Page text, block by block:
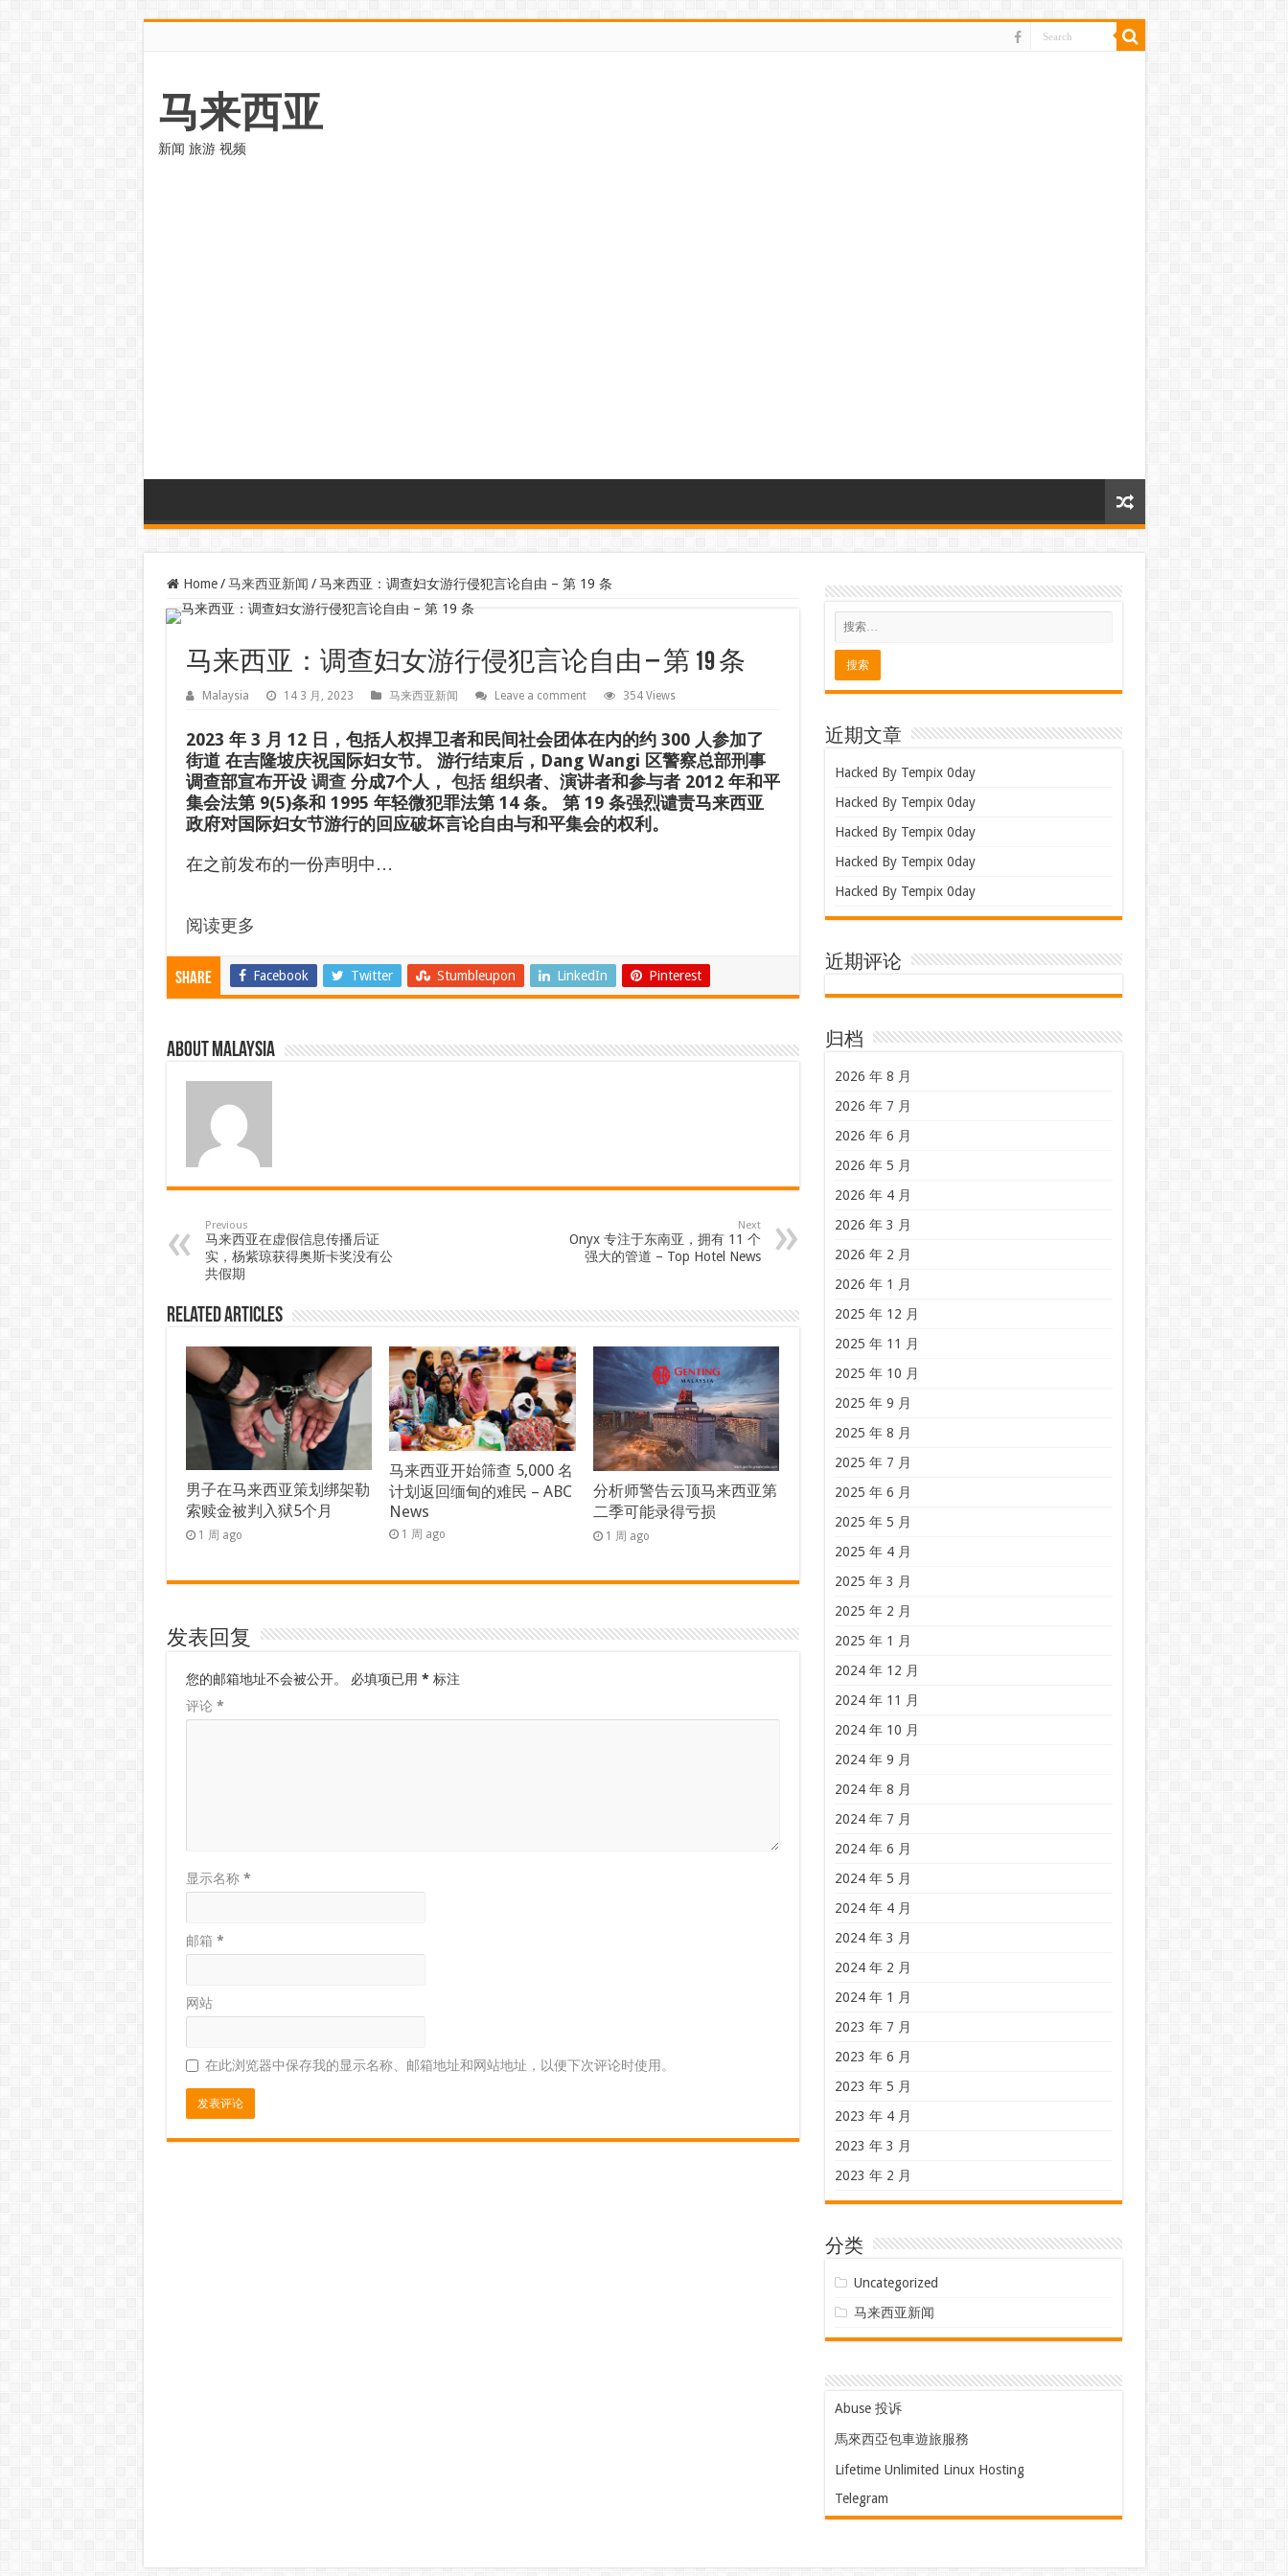
马来西亚
新闻 旅游 视频
Home / 马来西亚新闻 / 马来西亚：调查妇女游行侵犯言论自由 – 第 19 条
马来西亚：调查妇女游行侵犯言论自由 – 第 19 条
Malaysia 14 3 月, 2023 马来西亚新闻 Leave a comment 354 Views
2023 年 3 月 12 日，包括人权捍卫者和民间社会团体在内的约 300 人参加了
街道在吉隆坡庆祝国际妇女节。
游行结束后，Dang Wangi 区警察总部刑事
调查部宣布开设 调查分成7个人， 包括组织者、演讲者和参与者 2012 年和平
集会法第 9(5)条和 1995 年轻微犯罪法第 14 条。
第 19 条强烈谴责马来西亚
政府对国际妇女节游行的回应破坏言论自由与和平集会的权利。
在之前发布的一份声明中…
阅读更多
Share Facebook Twitter Stumbleupon LinkedIn Pinterest
About Malaysia
Previous
马来西亚在虚假信息传播后证
实，杨紫琼获得奥斯卡奖没有公
共假期
Next
Onyx 专注于东南亚，拥有 11 个
强大的管道 – Top Hotel News
Related Articles
男子在马来西亚策划绑架勒
索赎金被判入狱5个月
1 周 ago
马来西亚开始筛查 5,000 名
计划返回缅甸的难民 – ABC
News
1 周 ago
分析师警告云顶马来西亚第
二季可能录得亏损
1 周 ago
发表回复
您的邮箱地址不会被公开。 必填项已用 * 标注
评论 *
显示名称 *
邮箱 *
网站
在此浏览器中保存我的显示名称、邮箱地址和网站地址，以便下次评论时使用。
近期文章
Hacked By Tempix 0day
Hacked By Tempix 0day
Hacked By Tempix 0day
Hacked By Tempix 0day
Hacked By Tempix 0day
近期评论
归档
2026 年 8 月
2026 年 7 月
2026 年 6 月
2026 年 5 月
2026 年 4 月
2026 年 3 月
2026 年 2 月
2026 年 1 月
2025 年 12 月
2025 年 11 月
2025 年 10 月
2025 年 9 月
2025 年 8 月
2025 年 7 月
2025 年 6 月
2025 年 5 月
2025 年 4 月
2025 年 3 月
2025 年 2 月
2025 年 1 月
2024 年 12 月
2024 年 11 月
2024 年 10 月
2024 年 9 月
2024 年 8 月
2024 年 7 月
2024 年 6 月
2024 年 5 月
2024 年 4 月
2024 年 3 月
2024 年 2 月
2024 年 1 月
2023 年 7 月
2023 年 6 月
2023 年 5 月
2023 年 4 月
2023 年 3 月
2023 年 2 月
分类
Uncategorized
马来西亚新闻
Abuse 投诉
馬來西亞包車遊旅服務
Lifetime Unlimited Linux Hosting
Telegram